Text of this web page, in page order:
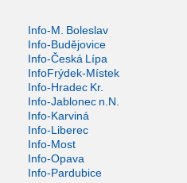
Info-M. Boleslav
Info-Budějovice
Info-Česká Lípa
InfoFrýdek-Místek
Info-Hradec Kr.
Info-Jablonec n.N.
Info-Karviná
Info-Liberec
Info-Most
Info-Opava
Info-Pardubice